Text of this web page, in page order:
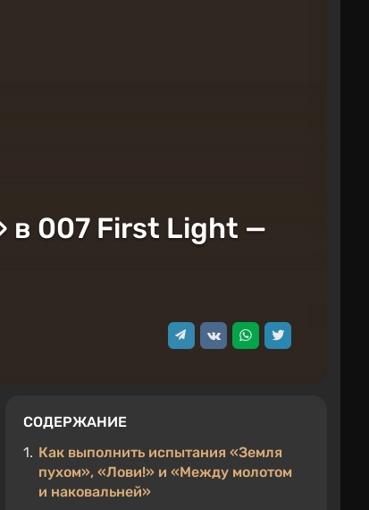
в 007 First Light —
СОДЕРЖАНИЕ
1. Как выполнить испытания «Земля
пухом», «Лови!» и «Между молотом
и наковальней»